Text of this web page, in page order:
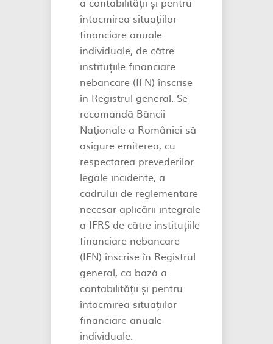
întocmirea situațiilor
financiare anuale
individuale, de către
instituțiile financiare
nebancare (IFN) înscrise
în Registrul general. Se
recomandă Băncii
Naţionale a României să
asigure emiterea, cu
respectarea prevederilor
legale incidente, a
cadrului de reglementare
necesar aplicării integrale
a IFRS de către instituțiile
financiare nebancare
(IFN) înscrise în Registrul
general, ca bază a
contabilității și pentru
întocmirea situațiilor
financiare anuale
individuale.